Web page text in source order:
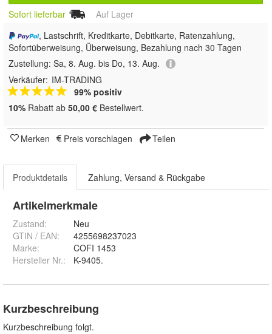
Sofort lieferbar
Auf Lager
, Lastschrift, Kreditkarte, Debitkarte, Ratenzahlung,
Sofortüberweisung, Überweisung, Bezahlung nach 30 Tagen
Zustellung: Sa, 8. Aug. bis Do, 13. Aug.
Verkäufer: IM-TRADING
99% positiv
10% Rabatt ab 50,00 € Bestellwert.
Merken Preis vorschlagen Teilen
Produktdetails Zahlung, Versand & Rückgabe
Artikelmerkmale
Zustand:
Neu
GTIN / EAN:
4255698237023
Marke:
COFI 1453
Hersteller Nr.:
K-9405.
Kurzbeschreibung
Kurzbeschreibung folgt.